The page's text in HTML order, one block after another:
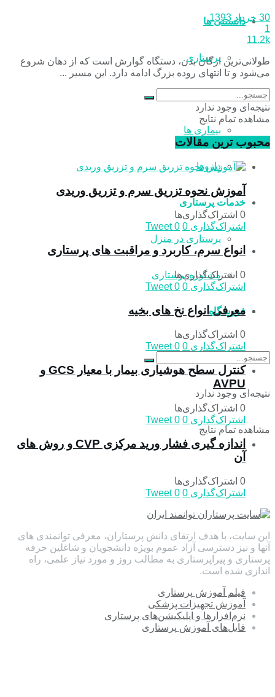
دانستنی ها
پرستاری
بیماری ها
داروها
خدمات پرستاری
پرستاری در منزل
مشاوره پرستاری
فروشگاه
نتیجه‌ای وجود ندارد
مشاهده تمام نتایج
30 خرداد 1393
1
11.2k
طولانی‌ترین ارگان بدن، دستگاه گوارش است که از دهان شروع
می‌شود و تا انتهای روده بزرگ ادامه دارد. این مسیر ...
نتیجه‌ای وجود ندارد
مشاهده تمام نتایج
محبوب ترین مقالات
آموزش نحوه تزریق سرم و تزریق وریدی
0 اشتراک‌گذاری‌ها
اشتراک‌گذاری 0
Tweet 0
انواع سرم، کاربرد و مراقبت‌ های پرستاری
0 اشتراک‌گذاری‌ها
اشتراک‌گذاری 0
Tweet 0
معرفی انواع نخ های بخیه
0 اشتراک‌گذاری‌ها
اشتراک‌گذاری 0
Tweet 0
کنترل سطح هوشیاری بیمار با معیار GCS و
AVPU
0 اشتراک‌گذاری‌ها
اشتراک‌گذاری 0
Tweet 0
اندازه گیری فشار ورید مرکزی CVP و روش های
آن
0 اشتراک‌گذاری‌ها
اشتراک‌گذاری 0
Tweet 0
این سایت، با هدف ارتقای دانش پرستاران، معرفی توانمندی های
آنها و نیز دسترسی آزاد عموم بویژه دانشجویان و شاغلین حرفه
پرستاری و پیراپرستاری به مطالب روز و مورد نیاز علمی، راه
اندازی شده است.
فیلم آموزش پرستاری
آموزش تجهیزات پزشکی
نرم‌افزارها و اپلیکیشن‌های پرستاری
فایل‌های آموزش پرستاری